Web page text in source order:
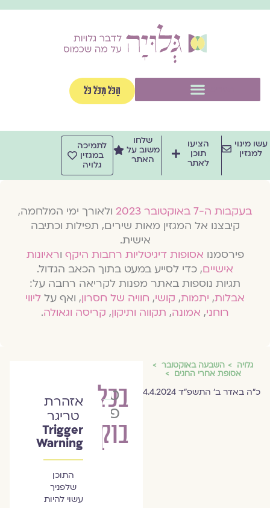
הַכֹּל מִכֹּל כֹּל
מינוי
למגזין
הציעו
תוכן
לאתר
שלחו
משוב על
האתר
לתמיכה
במגזין
גלויה
בעקבות ה-7 באוקטובר 2023
ולאורך ימי המלחמה,
קיבצנו אל המגזין מאות שירים, תפילות וכתיבה
אישית.
פירסמנואסופות דיגיטליות רחבות היקףוראיונות
אישיים, כדי לסייע במעט בתוך הכאב הגדול.
תגיות נוספות באתר מפנות לקריאה רחבה על:
אבלות,יתמות,קושי,חוויה של חסרון, ואף עלליווי
רוחני,אמונה,תקווה ותיקון,קריסה וגאולה.
גלויה השבעה באוקטובר
אסופת אחרי החגים
כ״ה באדר ב׳ התשפ״ד 4.4.2024
בכל
בוקר
טלי
פז
אזהרת
טריגר
Trigger
Warning
התוכן
שלפניך
עשוי להיות